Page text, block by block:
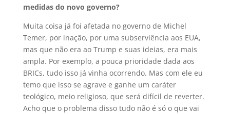
medidas do novo governo?
Muita coisa já foi afetada no governo de Michel
Temer, por inação, por uma subserviência aos EUA,
mas que não era ao Trump e suas ideias, era mais
ampla. Por exemplo, a pouca prioridade dada aos
BRICs, tudo isso já vinha ocorrendo. Mas com ele eu
temo que isso se agrave e ganhe um caráter
teológico, meio religioso, que será difícil de reverter.
Acho que o problema disso tudo não é só o que vai